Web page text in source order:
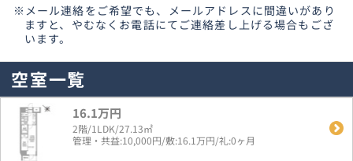
※メール連絡をご希望でも、メールアドレスに間違いがあり
ますと、やむなくお電話にてご連絡差し上げる場合もござ
います。
空室一覧
16.1万円
2階/1LDK/27.13㎡
管理・共益:10,000円/敷:16.1万円/礼:0ヶ月